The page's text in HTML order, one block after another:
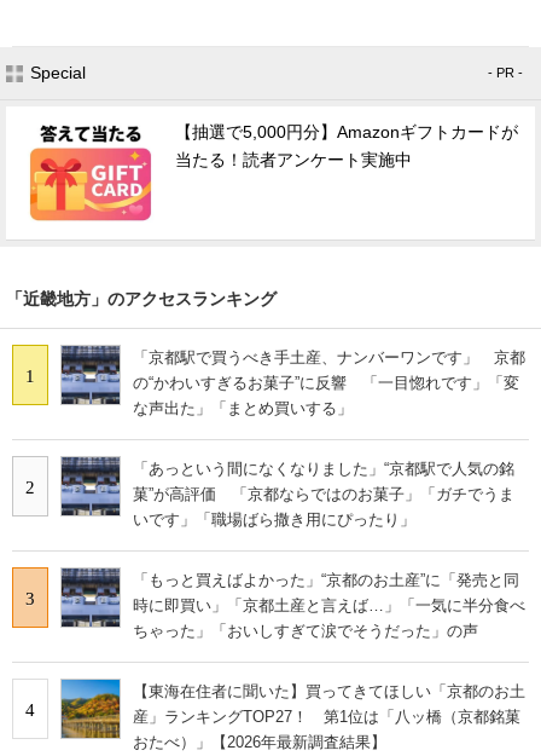
Special - PR -
【抽選で5,000円分】Amazonギフトカードが
当たる！読者アンケート実施中
「近畿地方」のアクセスランキング
1
「京都駅で買うべき手土産、ナンバーワンです」 京都
の“かわいすぎるお菓子”に反響 「一目惚れです」「変
な声出た」「まとめ買いする」
2
「あっという間になくなりました」“京都駅で人気の銘
菓”が高評価 「京都ならではのお菓子」「ガチでうま
いです」「職場ばら撒き用にぴったり」
3
「もっと買えばよかった」“京都のお土産”に「発売と同
時に即買い」「京都土産と言えば…」「一気に半分食べ
ちゃった」「おいしすぎて涙でそうだった」の声
4
【東海在住者に聞いた】買ってきてほしい「京都のお土
産」ランキングTOP27！ 第1位は「八ッ橋（京都銘菓
おたべ）」【2026年最新調査結果】